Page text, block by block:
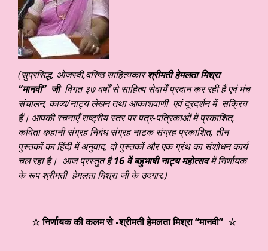
(सुप्रसिद्ध, ओजस्वी,वरिष्ठ साहित्यकारश्रीमती हेमलता मिश्रा
“मानवी” जीविगत ३७ वर्षों से साहित्य सेवायेँ प्रदान कर रहीं हैं एवं मंच
संचालन, काव्य/नाट्य लेखन तथा आकाशवाणी एवं दूरदर्शन में सक्रिय
हैं। आपकी रचनाएँ राष्ट्रीय स्तर पर पत्र-पत्रिकाओं में प्रकाशित,
कविता कहानी संग्रह निबंध संग्रह नाटक संग्रह प्रकाशित, तीन
पुस्तकों का हिंदी में अनुवाद, दो पुस्तकों और एक ग्रंथ का संशोधन कार्य
चल रहा है। आज प्रस्तुत है16 वें बहुभाषी नाट्य महोत्सवमें निर्णायक
के रूपश्रीमती हेमलता मिश्रा जी के उदगार.)
☆निर्णायक की कलम से -श्रीमती हेमलता मिश्रा “मानवी” ☆